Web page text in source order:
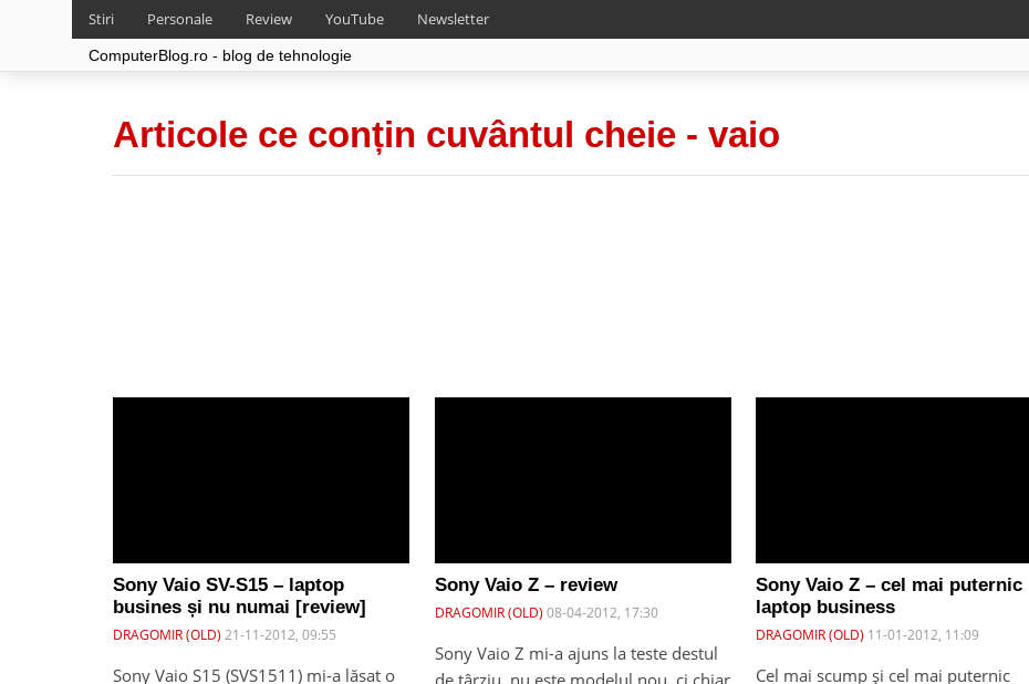
Stiri Personale Review YouTube Newsletter
ComputerBlog.ro - blog de tehnologie
Articole ce conțin cuvântul cheie - vaio
Sony Vaio SV-S15 – laptop
busines și nu numai [review]
DRAGOMIR (OLD) 21-11-2012, 09:55
Sony Vaio S15 (SVS1511) mi-a lăsat o
Sony Vaio Z – review
DRAGOMIR (OLD) 08-04-2012, 17:30
Sony Vaio Z mi-a ajuns la teste destul
de târziu, nu este modelul nou, ci chiar
Sony Vaio Z – cel mai puternic
laptop business
DRAGOMIR (OLD) 11-01-2012, 11:09
Cel mai scump și cel mai puternic